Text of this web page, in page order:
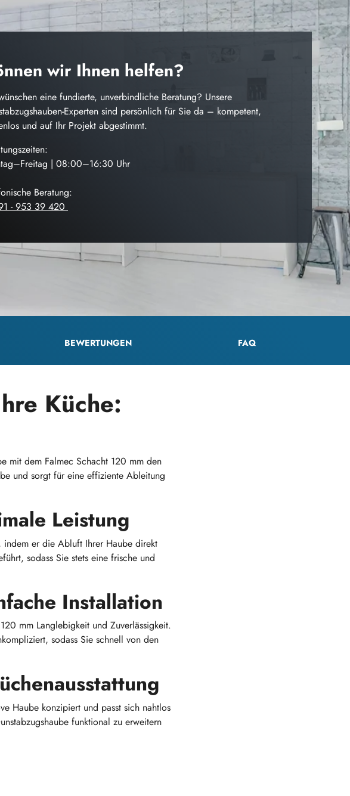
wir Ihnen helfen?
eine fundierte, unverbindliche Beratung? Unsere
Experten sind persönlich für Sie da – kompetent,
und auf Ihr Projekt abgestimmt.
| 08:00–16:30 Uhr
Beratung:
- 953 39 420
BEWERTUNGEN FAQ
Küche:
mit dem Falmec Schacht 120 mm den
und sorgt für eine effiziente Ableitung
Leistung
indem er die Abluft Ihrer Haube direkt
sodass Sie stets eine frische und
Installation
mm Langlebigkeit und Zuverlässigkeit.
sodass Sie schnell von den
Haube konzipiert und passt sich nahtlos
funktional zu erweitern